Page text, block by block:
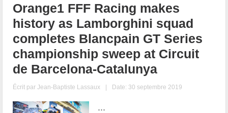
Orange1 FFF Racing makes
history as Lamborghini squad
completes Blancpain GT Series
championship sweep at Circuit
de Barcelona-Catalunya
Écrit parJean-Baptiste Lassaux | Date: 30 septembre 2019
...